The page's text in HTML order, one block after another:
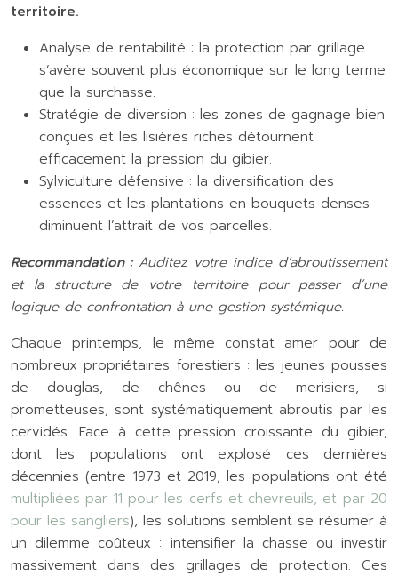
territoire.
Analyse de rentabilité : la protection par grillage
s’avère souvent plus économique sur le long terme
que la surchasse.
Stratégie de diversion : les zones de gagnage bien
conçues et les lisières riches détournent
efficacement la pression du gibier.
Sylviculture défensive : la diversification des
essences et les plantations en bouquets denses
diminuent l’attrait de vos parcelles.
Recommandation :Auditez votre indice d’abroutissement
et la structure de votre territoire pour passer d’une
logique de confrontation à une gestion systémique.
Chaque printemps, le même constat amer pour de
nombreux propriétaires forestiers : les jeunes pousses
de douglas, de chênes ou de merisiers, si
prometteuses, sont systématiquement abroutis par les
cervidés. Face à cette pression croissante du gibier,
dont les populations ont explosé ces dernières
décennies (entre 1973 et 2019, les populations ont été
multipliées par 11 pour les cerfs et chevreuils, et par 20
pour les sangliers), les solutions semblent se résumer à
un dilemme coûteux : intensifier la chasse ou investir
massivement dans des grillages de protection. Ces